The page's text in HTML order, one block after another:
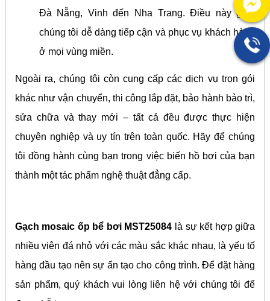
Đà Nẵng, Vinh đến Nha Trang. Điều này giúp
chúng tôi dễ dàng tiếp cận và phục vụ khách hàng
ở mọi vùng miền.
Ngoài ra, chúng tôi còn cung cấp các dịch vụ trọn gói
khác như vận chuyển, thi công lắp đặt, bảo hành bảo trì,
sửa chữa và thay mới – tất cả đều được thực hiện
chuyên nghiệp và uy tín trên toàn quốc. Hãy để chúng
tôi đồng hành cùng bạn trong việc biến hồ bơi của bạn
thành một tác phẩm nghệ thuật đẳng cấp.
Gạch mosaic ốp bể bơi MST25084 là sự kết hợp giữa
nhiều viên đá nhỏ với các màu sắc khác nhau, là yếu tố
hàng đầu tạo nên sự ấn tạo cho công trình. Để đặt hàng
sản phẩm, quý khách vui lòng liên hệ với chúng tôi để